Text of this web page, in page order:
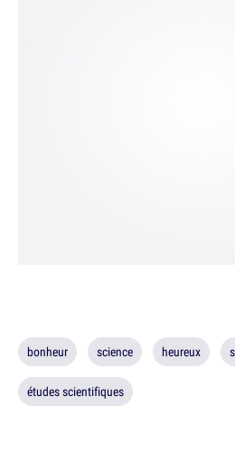
bonheur science heureux
études scientifiques